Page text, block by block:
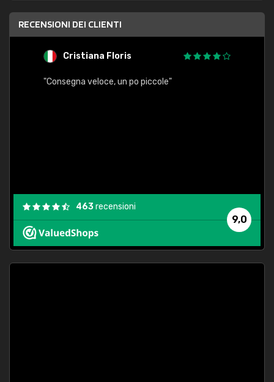
RECENSIONI DEI CLIENTI
Cristiana Floris
"Consegna veloce, un po piccole"
9,0
463recensioni